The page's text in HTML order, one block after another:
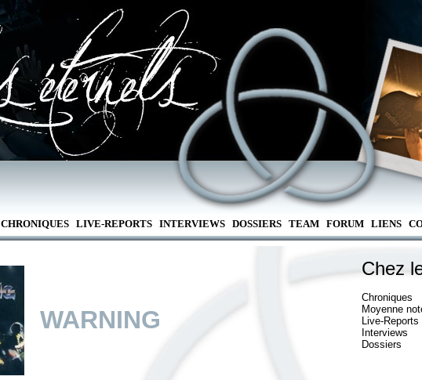
CHRONIQUES LIVE-REPORTS INTERVIEWS DOSSIERS TEAM FORUM LIENS
WARNING
Chez
Chroniques
Moyenne
Live-Reports
Interviews
Dossiers